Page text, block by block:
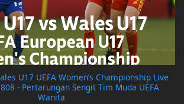
U17 UEFA Women’s Championship Live
- Pertarungan Sengit Tim Muda UEFA
Wanita